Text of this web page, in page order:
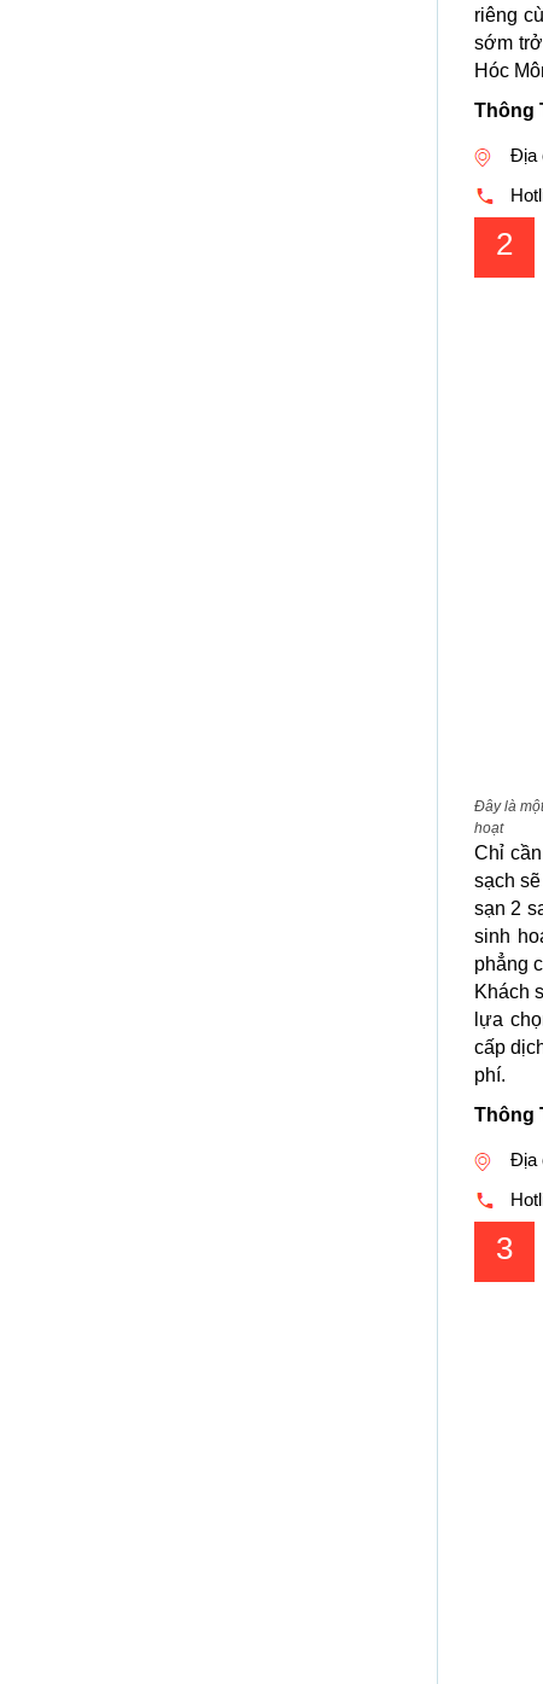
riêng
sớm
Hóc
Thông
Địa
2
Đây là
hoạt
Chỉ
sạch
sạn 2
sinh
phẳng
Khách
lựa
cấp
phí.
Thông
Địa
3